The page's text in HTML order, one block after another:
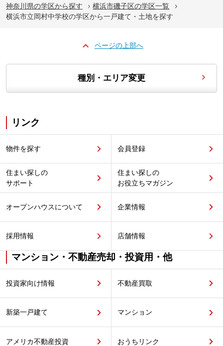
神奈川県の学区から探す
横浜市磯子区の学区一覧
横浜市立岡村中学校の学区から一戸建て・土地を探す
ページの上部へ
種別・エリア変更
リンク
物件を探す 会員登録
住まい探しの
サポート
住まい探しの
お役立ちマガジン
オープンハウスについて 企業情報
採用情報 店舗情報
マンション・不動産売却・投資用・他
投資家向け情報 不動産買取
新築一戸建て マンション
アメリカ不動産投資 おうちリンク